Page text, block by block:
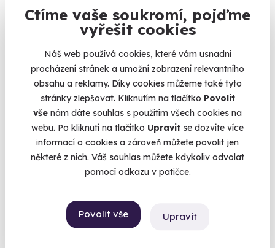
Ctíme vaše soukromí, pojďme
vyřešit cookies
Náš web používá cookies, které vám usnadní
procházení stránek a umožní zobrazení relevantního
obsahu a reklamy. Díky cookies můžeme také tyto
stránky zlepšovat. Kliknutím na tlačítko Povolit
vše nám dáte souhlas s použitím všech cookies na
webu. Po kliknutí na tlačítko Upravit se dozvíte více
informací o cookies a zároveň můžete povolit jen
některé z nich. Váš souhlas můžete kdykoliv odvolat
pomocí odkazu v patičce.
Povolit vše Upravit
Volný termín už 14. 08. 2026
Zážitková střelba: Nejsilnější zbraně - 5